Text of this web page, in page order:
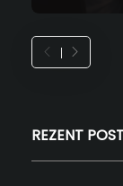
REZENT